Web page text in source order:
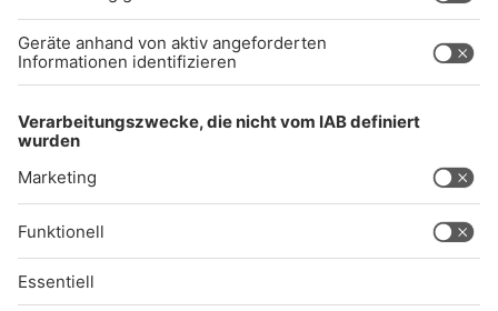
Audiothek
Unexpected Application Error!
crypto.randomUUID is not a function